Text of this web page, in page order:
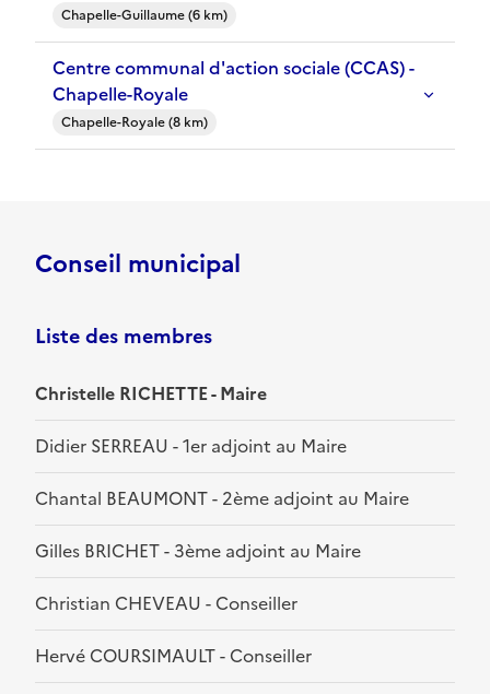
Chapelle-Guillaume (6 km)
Centre communal d'action sociale (CCAS) -
Chapelle-Royale
Chapelle-Royale (8 km)
Conseil municipal
Liste des membres
Christelle RICHETTE - Maire
Didier SERREAU - 1er adjoint au Maire
Chantal BEAUMONT - 2ème adjoint au Maire
Gilles BRICHET - 3ème adjoint au Maire
Christian CHEVEAU - Conseiller
Hervé COURSIMAULT - Conseiller